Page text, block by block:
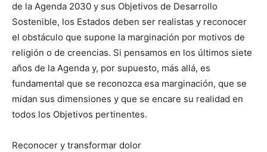
de la Agenda 2030 y sus Objetivos de Desarrollo
Sostenible, los Estados deben ser realistas y reconocer
el obstáculo que supone la marginación por motivos de
religión o de creencias. Si pensamos en los últimos siete
años de la Agenda y, por supuesto, más allá, es
fundamental que se reconozca esa marginación, que se
midan sus dimensiones y que se encare su realidad en
todos los Objetivos pertinentes.
Reconocer y transformar dolor